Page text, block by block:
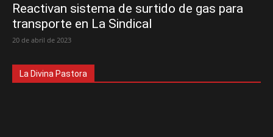
Reactivan sistema de surtido de gas para
transporte en La Sindical
20 de abril de 2023
La Divina Pastora